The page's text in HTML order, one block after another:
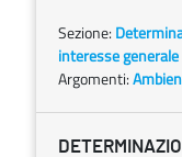
Sezione:
interesse generale
Argomenti: